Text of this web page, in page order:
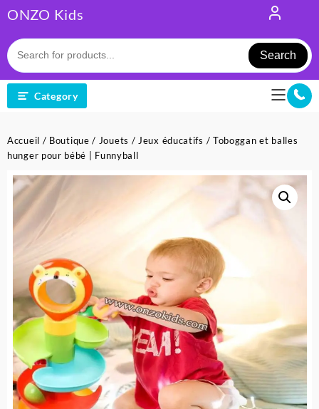
to
content
ONZO Kids
Search
Category
Accueil / Boutique / Jouets / Jeux éducatifs / Toboggan et balles
hunger pour bébé | Funnyball